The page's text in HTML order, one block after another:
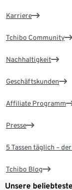
Karriere
Tchibo Community
Nachhaltigkeit
Geschäftskunden
Affiliate Programm
Presse
5 Tassen täglich –
Tchibo Blog
Unsere